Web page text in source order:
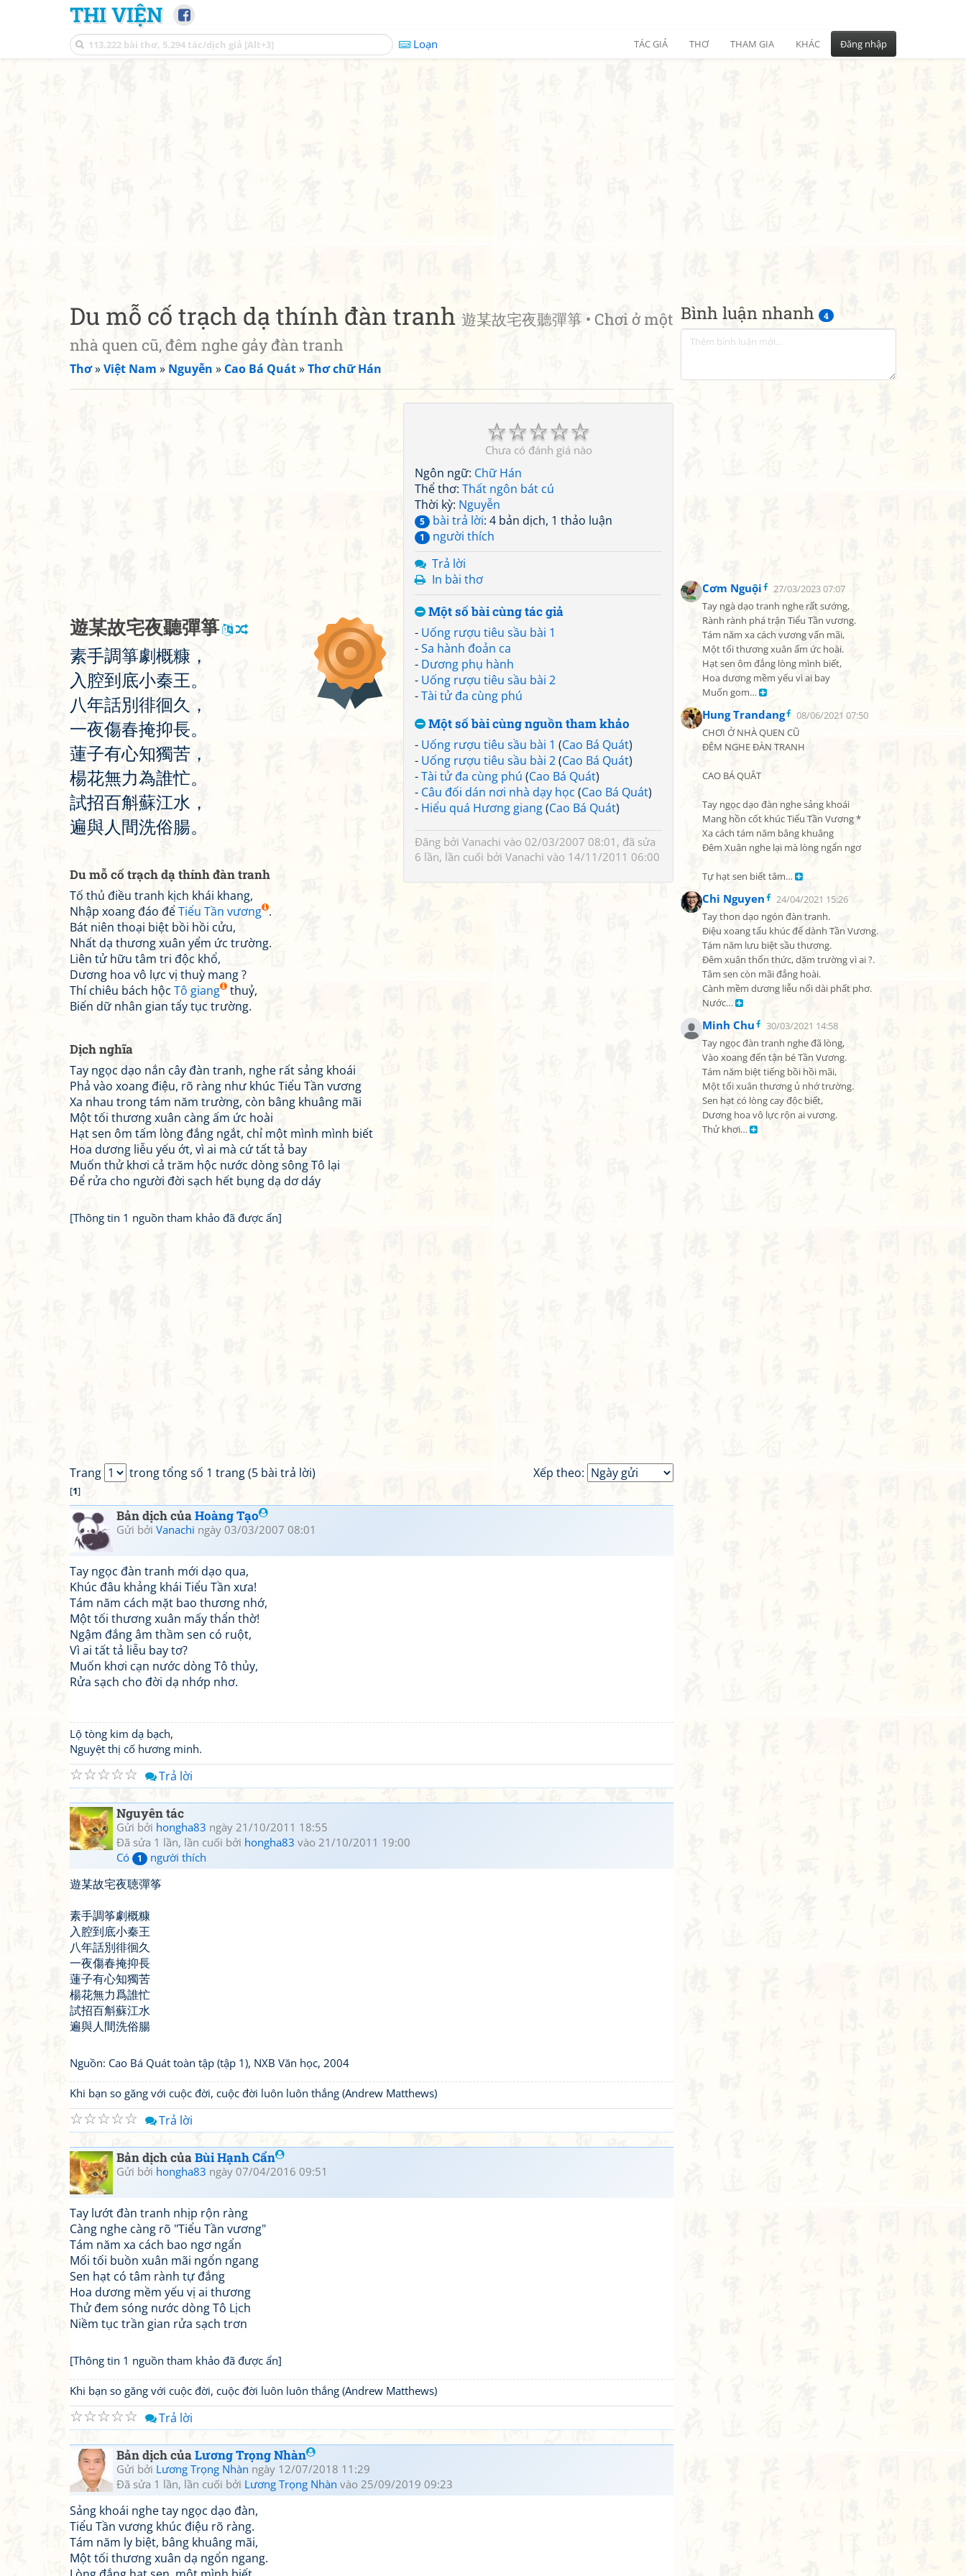
THI VIỆN
Loạn TÁC GIẢ THƠ THAM GIA KHÁC Đăng nhập
Bình luận nhanh 4
Cơm Nguội
27/03/2023 07:07
Tay ngà dạo tranh nghe rất sướng,
Rành rành phá trận Tiểu Tần vương.
Tám năm xa cách vương vấn mãi,
Một tối thương xuân ấm ức hoài.
Hạt sen ôm đắng lòng mình biết,
Hoa dương mềm yếu vì ai bay
Muốn gom…
Hung Trandang
08/06/2021 07:50
CHƠI Ở NHÀ QUEN CŨ
ĐÊM NGHE ĐÀN TRANH
CAO BÁ QUÂT
Tay ngọc dạo đàn nghe sảng khoái
Mang hồn cốt khúc Tiểu Tần Vương *
Xa cách tám năm bâng khuâng
Đêm Xuân nghe lại mà lòng ngẩn ngơ
Tự hạt sen biết tâm…
Chi Nguyen
24/04/2021 15:26
Tay thon dạo ngón đàn tranh.
Điệu xoang tấu khúc để dành Tần Vương.
Tám năm lưu biệt sầu thương.
Đêm xuân thổn thức, dặm trường vì ai ?.
Tâm sen còn mãi đắng hoài.
Cành mềm dương liễu nối dài phất phơ.
Nước…
Minh Chu
30/03/2021 14:58
Tay ngọc đàn tranh nghe đã lòng,
Vào xoang đến tận bé Tần Vương.
Tám năm biệt tiếng bồi hồi mãi,
Một tối xuân thương ủ nhớ trường.
Sen hạt có lòng cay độc biết,
Dương hoa vô lực rộn ai vương.
Thử khơi…
Du mỗ cố trạch dạ thính đàn tranh 遊某故宅夜聽彈箏 • Chơi ở một
nhà quen cũ, đêm nghe gảy đàn tranh
Thơ»Việt Nam » Nguyễn » Cao Bá Quát»Thơ chữ Hán
☆
☆
☆
☆
☆
Chưa có đánh giá nào
Ngôn ngữ: Chữ Hán
Thể thơ: Thất ngôn bát cú
Thời kỳ: Nguyễn
5 bài trả lời: 4 bản dịch, 1 thảo luận
1
người thích
Trả lời
In bài thơ
Một số bài cùng tác giả
- Uống rượu tiêu sầu bài 1
-Sa hành đoản ca
- Dương phụ hành
- Uống rượu tiêu sầu bài 2
-Tài tử đa cùng phú
Một số bài cùng nguồn tham khảo
- Uống rượu tiêu sầu bài 1 (Cao Bá Quát)
- Uống rượu tiêu sầu bài 2(Cao Bá Quát)
-Tài tử đa cùng phú (Cao Bá Quát)
- Câu đối dán nơi nhà dạy học (Cao Bá Quát)
- Hiểu quá Hương giang(Cao Bá Quát)
Đăng bởi Vanachi vào 02/03/2007 08:01, đã sửa
6 lần, lần cuối bởi Vanachi vào 14/11/2011 06:00
遊某故宅夜聽彈箏
素手調箏劇概糠 ，
入 腔到 底小秦王。
八年話別 徘徊久 ，
一夜傷春掩抑長。
蓮子有心知獨苦 ，
楊花無力為誰忙。
試招百斛蘇江水 ，
遍與 人 間洗俗腸。
Du mỗ cố trạch dạ thính đàn tranh
Tố thủ điều tranh kịch khái khang,
Nhập xoang đáo đểTiểu Tần vương .
Bát niên thoại biệt bồi hồi cửu,
Nhất dạ thương xuân yểm ức trường.
Liên tử hữu tâm tri độc khổ,
Dương hoa vô lực vị thuỳ mang ?
Thí chiêu bách hộc Tô giang
thuỷ,
Biến dữ nhân gian tẩy tục trường.
Dịch nghĩa
Tay ngọc dạo nắn cây đàn tranh, nghe rất sảng khoái
Phả vào xoang điệu, rõ ràng như khúc Tiểu Tần vương
Xa nhau trong tám năm trường, còn bâng khuâng mãi
Một tối thương xuân càng ấm ức hoài
Hạt sen ôm tấm lòng đắng ngắt, chỉ một mình mình biết
Hoa dương liễu yếu ớt, vì ai mà cứ tất tả bay
Muốn thử khơi cả trăm hộc nước dòng sông Tô lại
Để rửa cho người đời sạch hết bụng dạ dơ dáy
[Thông tin 1 nguồn tham khảo đã được ẩn]
Xếp theo:
Trang trong tổng số 1 trang (5 bài trả lời)
[1]
Bản dịch củaHoàng Tạo
Gửi bởi Vanachi ngày 03/03/2007 08:01
Tay ngọc đàn tranh mới dạo qua,
Khúc đâu khảng khái Tiểu Tần xưa!
Tám năm cách mặt bao thương nhớ,
Một tối thương xuân mấy thẩn thờ!
Ngậm đắng âm thầm sen có ruột,
Vì ai tất tả liễu bay tơ?
Muốn khơi cạn nước dòng Tô thủy,
Rửa sạch cho đời dạ nhớp nhơ.
Lộ tòng kim dạ bạch,
Nguyệt thị cố hương minh.
☆
☆
☆
☆
☆ Trả lời
Nguyên tác
Gửi bởi hongha83 ngày 21/10/2011 18:55
Đã sửa 1 lần, lần cuối bởi hongha83 vào 21/10/2011 19:00
Có
1 người thích
遊某故宅夜聴彈筝
素手調筝劇概糠
入腔到底小秦王
八年話別徘徊久
一夜傷春掩抑長
蓮子有心知獨苦
楊花無力爲誰忙
試招百斛蘇江水
遍與人間洗俗腸
Nguồn: Cao Bá Quát toàn tập (tập 1), NXB Văn học, 2004
Khi bạn so găng với cuộc đời, cuộc đời luôn luôn thắng (Andrew Matthews)
☆
☆
☆
☆
☆ Trả lời
Bản dịch củaBùi Hạnh Cẩn
Gửi bởi hongha83 ngày 07/04/2016 09:51
Tay lướt đàn tranh nhịp rộn ràng
Càng nghe càng rõ "Tiểu Tần vương"
Tám năm xa cách bao ngơ ngẩn
Mối tối buồn xuân mãi ngổn ngang
Sen hạt có tâm rành tự đắng
Hoa dương mềm yếu vị ai thương
Thử đem sóng nước dòng Tô Lịch
Niềm tục trần gian rửa sạch trơn
[Thông tin 1 nguồn tham khảo đã được ẩn]
Khi bạn so găng với cuộc đời, cuộc đời luôn luôn thắng (Andrew Matthews)
☆
☆
☆
☆
☆ Trả lời
Bản dịch củaLương Trọng Nhàn
Gửi bởi Lương Trọng Nhàn ngày 12/07/2018 11:29
Đã sửa 1 lần, lần cuối bởi Lương Trọng Nhàn vào 25/09/2019 09:23
Sảng khoái nghe tay ngọc dạo đàn,
Tiểu Tần vương khúc điệu rõ ràng.
Tám năm ly biệt, bâng khuâng mãi,
Một tối thương xuân dạ ngổn ngang.